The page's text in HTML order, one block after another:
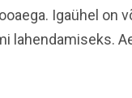
Igaühel on
lahendamiseks.